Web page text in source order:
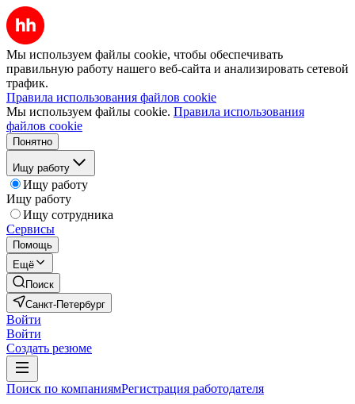
Мы используем файлы cookie, чтобы обеспечивать
правильную работу нашего веб-сайта и анализировать сетевой
трафик.
Правила использования файлов cookie
Мы используем файлы cookie. Правила использования
файлов cookie
Понятно
Ищу работу
Ищу работу
Ищу работу
Ищу сотрудника
Сервисы
Помощь
Ещё
Поиск
Санкт-Петербург
Войти
Войти
Создать резюме
Поиск по компаниямРегистрация работодателя